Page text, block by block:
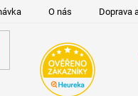
O nás Doprava